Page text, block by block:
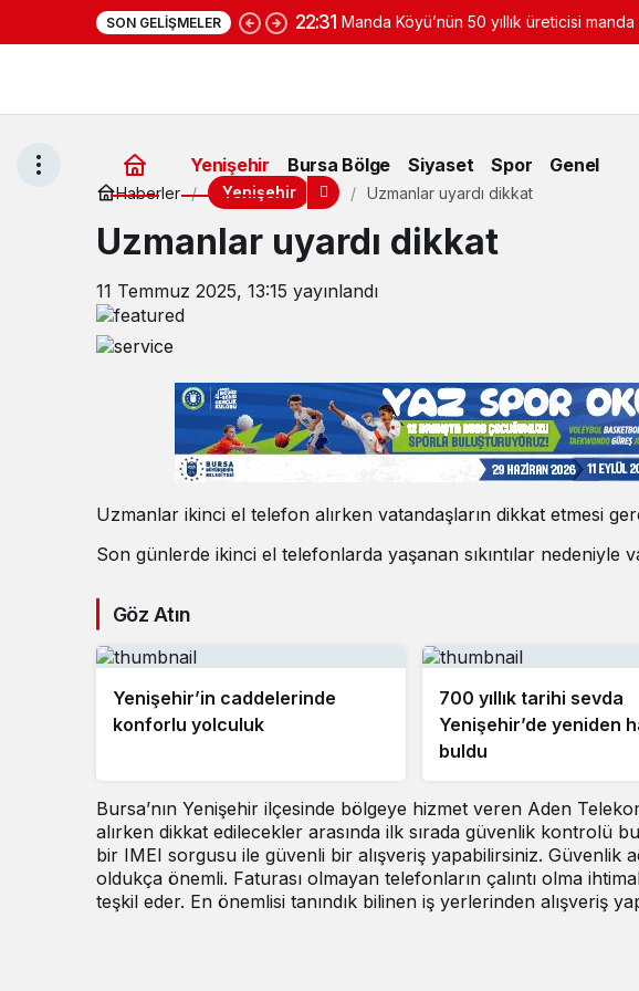
SON GELIŞMELER 22:31 Manda Köyü’nün 50 yıllık üreticisi
Yenişehir Bursa Bölge Siyaset Spor Genel
Haberler Yenişehir Uzmanlar uyardı dikkat
Uzmanlar uyardı dikkat
11 Temmuz 2025, 13:15 yayınlandı
Uzmanlar ikinci el telefon alırken vatandaşların dikkat etmesi
Son günlerde ikinci el telefonlarda yaşanan sıkıntılar nedeniyle
Göz Atın
Yenişehir’in caddelerinde
konforlu yolculuk
700 yıllık tarihi sevda
Yenişehir’de yeniden
buldu
Bursa’nın Yenişehir ilçesinde bölgeye hizmet veren Aden
alırken dikkat edilecekler arasında ilk sırada güvenlik kontrolü
bir IMEI sorgusu ile güvenli bir alışveriş yapabilirsiniz. Güvenlik
oldukça önemli. Faturası olmayan telefonların çalıntı olma
teşkil eder. En önemlisi tanındık bilinen iş yerlerinden alışveriş